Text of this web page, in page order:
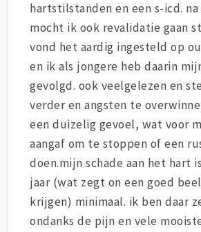
hartstilstanden en een s-icd.
mocht ik ook revalidatie gaan
vond het aardig ingesteld op
en ik als jongere heb daarin
gevolgd. ook veelgelezen en
verder en angsten te
een duizelig gevoel, wat voor
aangaf om te stoppen of een
doen.mijn schade aan het hart
jaar (wat zegt on een goed
krijgen) minimaal. ik ben daar
ondanks de pijn en vele